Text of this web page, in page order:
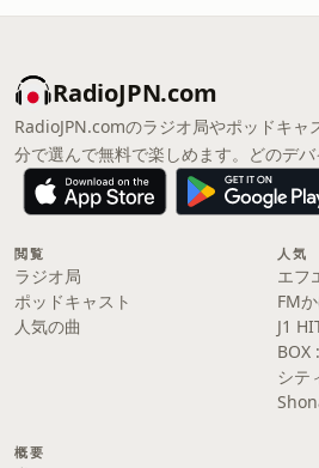
RadioJPN.com
RadioJPN.comのラジオ局やポッドキャ
分で選んで無料で楽しめます。どのデバ
閲覧
ラジオ局
ポッドキャスト
人気の曲
人気
エフ
FM
J1
BOX
シテ
概要